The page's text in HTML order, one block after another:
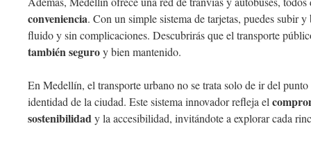
conveniencia. Con un simple sistema de tarjetas, puedes subir
fluido y sin complicaciones. Descubrirás que el transporte
también seguroy bien mantenido.
En Medellín, el transporte urbano no se trata solo de ir del
identidad de la ciudad. Este sistema innovador refleja el
sostenibilidady la accesibilidad, invitándote a explorar cada